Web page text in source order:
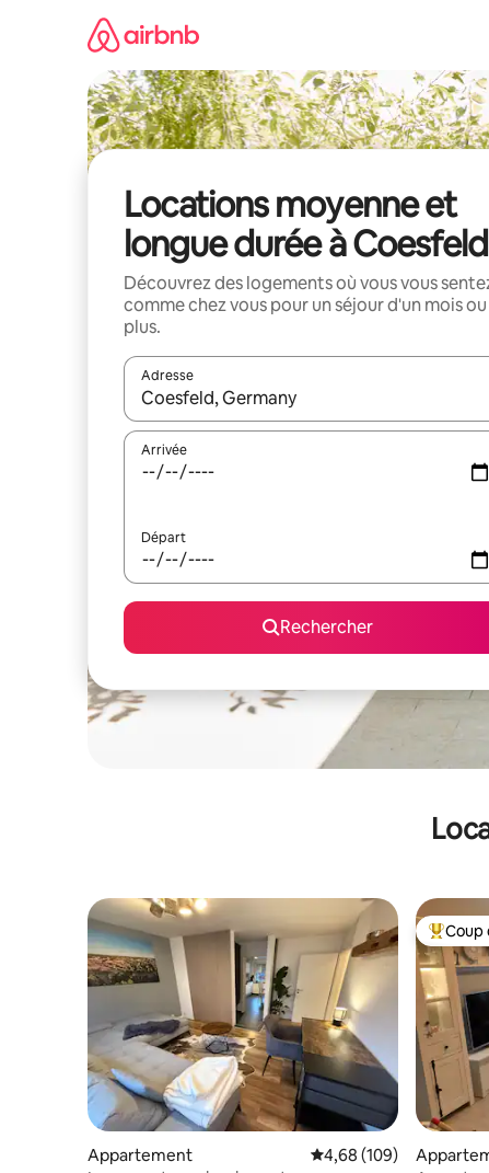
Locations moyenne et
longue durée à Coesfeld
Découvrez des logements où vous vous
comme chez vous pour un séjour d'un mois ou
plus.
Adresse
Lorsque les résultats s'affichent, utilisez les
Arrivée
Départ
Rechercher
Appartement Évaluation moyenne
4,68 (109)
Coups
Coup